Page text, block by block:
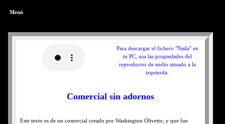
Menú
Para descargar el fichero "Nada" en
tu PC, usa las propiedades del
reproductor de audio situado a la
izquierda.
Comercial sin adornos
Este texto es de un comercial creado por Washington Olivetto, y que fue